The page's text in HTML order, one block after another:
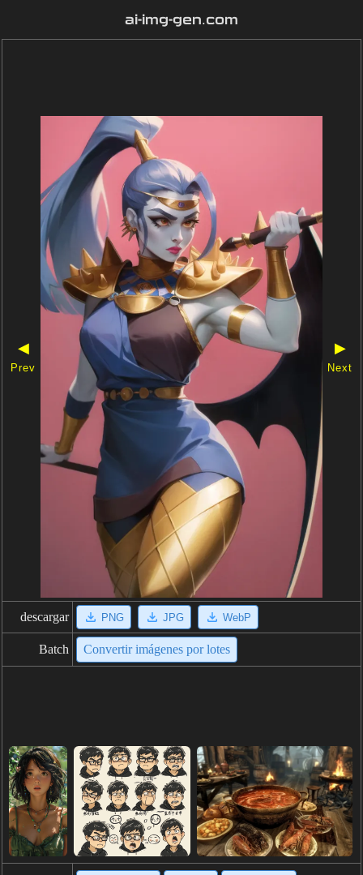
ai-img-gen.com
◀
Prev
▶
Next
descargar PNG JPG WebP
Batch Convertir imágenes por lotes